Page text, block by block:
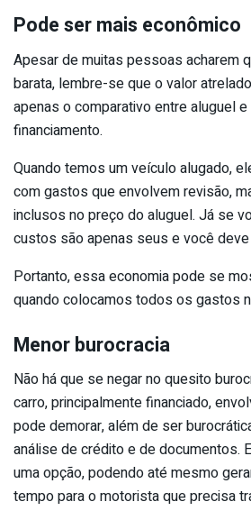
Pode ser mais econômico
Apesar de muitas pessoas acharem
barata, lembre-se que o valor
apenas o comparativo entre aluguel
financiamento.
Quando temos um veículo alugado,
com gastos que envolvem revisão,
inclusos no preço do aluguel. Já se
custos são apenas seus e você
Portanto, essa economia pode se
quando colocamos todos os gastos
Menor burocracia
Não há que se negar no quesito
carro, principalmente financiado,
pode demorar, além de ser
análise de crédito e de documentos.
uma opção, podendo até mesmo
tempo para o motorista que precisa